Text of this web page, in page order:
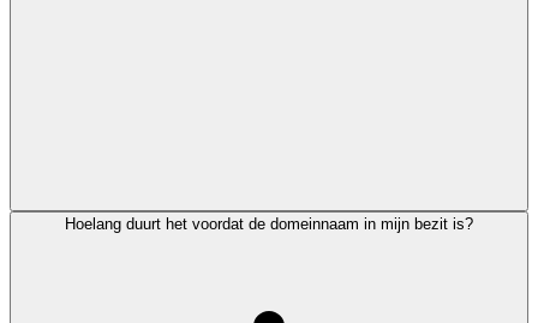
Hoelang duurt het voordat de domeinnaam in mijn bezit is?